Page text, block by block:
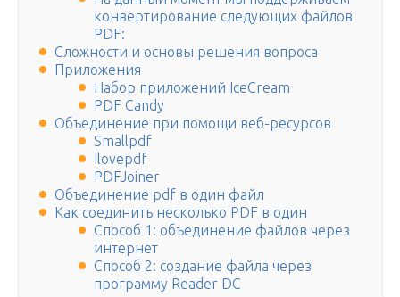
конвертирование следующих файлов
PDF:
Сложности и основы решения вопроса
Приложения
Набор приложений IceCream
PDF Candy
Объединение при помощи веб-ресурсов
Smallpdf
Ilovepdf
PDFJoiner
Объединение pdf в один файл
Как соединить несколько PDF в один
Способ 1: объединение файлов через
интернет
Способ 2: создание файла через
программу Reader DC